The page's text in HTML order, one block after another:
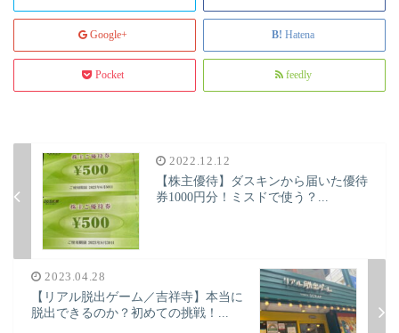
Google+ Hatena
Pocket feedly
2022.12.12
【株主優待】ダスキンから届いた優待
券1000円分！ミスドで使う？...
2023.04.28
【リアル脱出ゲーム／吉祥寺】本当に
脱出できるのか？初めての挑戦！...